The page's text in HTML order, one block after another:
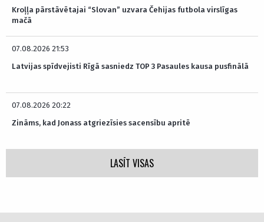
Kroļļa pārstāvētajai “Slovan” uzvara Čehijas futbola virslīgas
mačā
07.08.2026 21:53
Latvijas spīdvejisti Rīgā sasniedz TOP 3 Pasaules kausa pusfinālā
07.08.2026 20:22
Zināms, kad Jonass atgriezīsies sacensību apritē
LASĪT VISAS